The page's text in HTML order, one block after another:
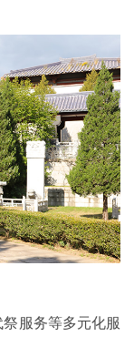
服务等多元化服